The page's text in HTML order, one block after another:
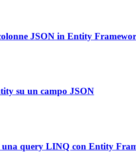
JSON in Entity
su un campo JSON
una query LINQ con Entity